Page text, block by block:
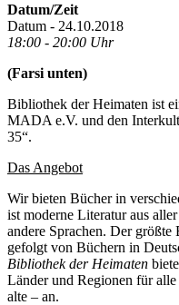
Datum/Zeit
Datum - 24.10.2018
18:00 - 20:00 Uhr
(Farsi unten)
Bibliothek der Heimaten ist
MADA e.V. und den
35“.
Das Angebot
Wir bieten Bücher in
ist moderne Literatur aus
andere Sprachen. Der größte
gefolgt von Büchern in
Bibliothek der Heimaten
Länder und Regionen für
alte – an.